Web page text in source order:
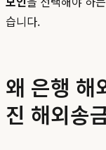
습니다.
왜 은행 해
진 해외송